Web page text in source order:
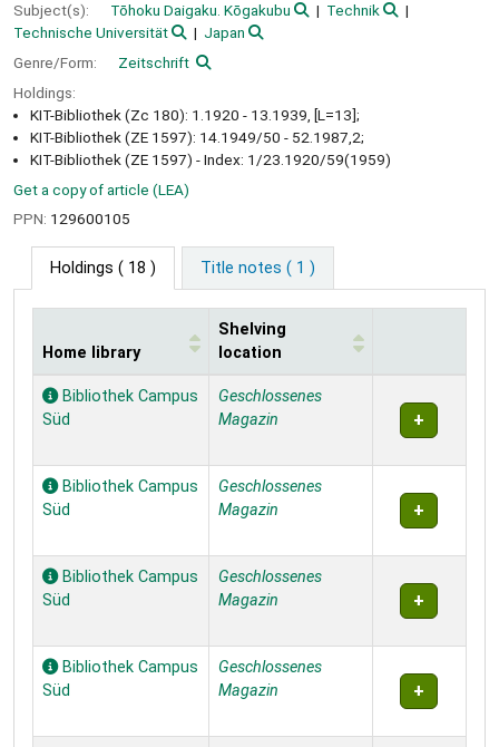
Subject(s):
Tōhoku Daigaku. Kōgakubu
Technik
Technische Universität
Japan
Genre/Form:
Zeitschrift
Holdings:
KIT-Bibliothek (Zc 180): 1.1920 - 13.1939, [L=13];
KIT-Bibliothek (ZE 1597): 14.1949/50 - 52.1987,2;
KIT-Bibliothek (ZE 1597) - Index: 1/23.1920/59(1959)
Get a copy of article (LEA)
PPN: 129600105
Holdings ( 18 ) Title notes ( 1 )
Holdings
Home library
Shelving
location
Bibliothek Campus
Süd
Geschlossenes
Magazin
Bibliothek Campus
Süd
Geschlossenes
Magazin
Bibliothek Campus
Süd
Geschlossenes
Magazin
Bibliothek Campus
Süd
Geschlossenes
Magazin